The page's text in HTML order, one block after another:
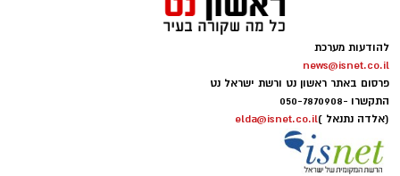
להודעות מערכת
news@isnet.co.il
פרסום באתר ראשון נט ורשת ישראל נט
התקשרו -050-7870908
(אלדה נתנאל )elda@isnet.co.il